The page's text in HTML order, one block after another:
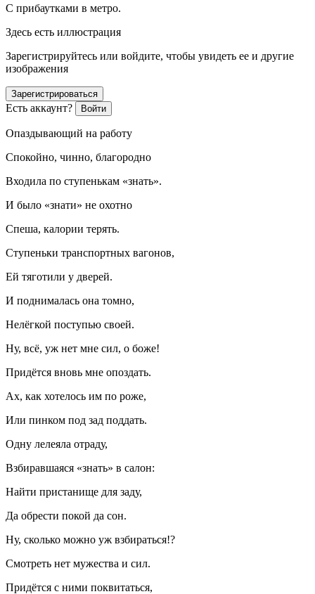
С прибаутками в метро.
Здесь есть иллюстрация
Зарегистрируйтесь или войдите, чтобы увидеть ее и другие
изображения
Зарегистрироваться
Есть аккаунт? Войти
Опаздывающий на работу
Спокойно, чинно, благородно
Входила по ступенькам «знать».
И было «знати» не охотно
Спеша, калории терять.
Ступеньки транспортных вагонов,
Ей тяготили у дверей.
И поднималась она томно,
Нелёгкой поступью своей.
Ну, всё, уж нет мне сил, о боже!
Придётся вновь мне опоздать.
Ах, как хотелось им по роже,
Или пинком под зад поддать.
Одну лелеяла отраду,
Взбиравшаяся «знать» в салон:
Найти пристанище для заду,
Да обрести покой да сон.
Ну, сколько можно уж взбираться!?
Смотреть нет мужества и сил.
Придётся с ними поквитаться,